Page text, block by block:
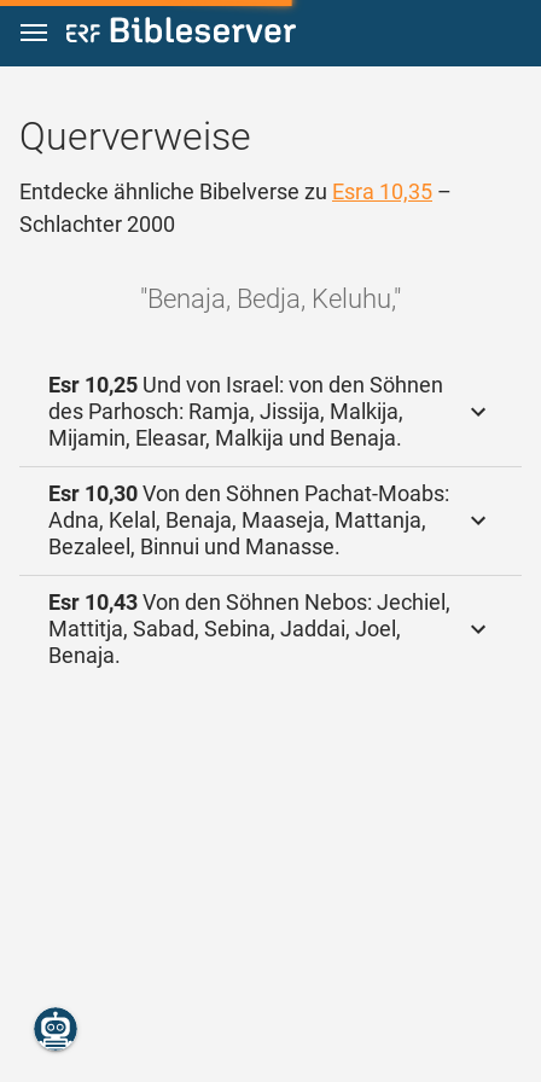
Zum Inhalt springen
Querverweise
Entdecke ähnliche Bibelverse zu Esra 10,35 –
Schlachter 2000
"Benaja, Bedja, Keluhu,"
Esr 10,25 Und von Israel: von den Söhnen
des Parhosch: Ramja, Jissija, Malkija,
Mijamin, Eleasar, Malkija und Benaja.
Esr 10,30Von den Söhnen Pachat-Moabs:
Adna, Kelal, Benaja, Maaseja, Mattanja,
Bezaleel, Binnui und Manasse.
Esr 10,43Von den Söhnen Nebos: Jechiel,
Mattitja, Sabad, Sebina, Jaddai, Joel,
Benaja.